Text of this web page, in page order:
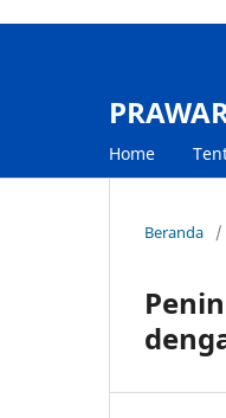
Home
Beranda /